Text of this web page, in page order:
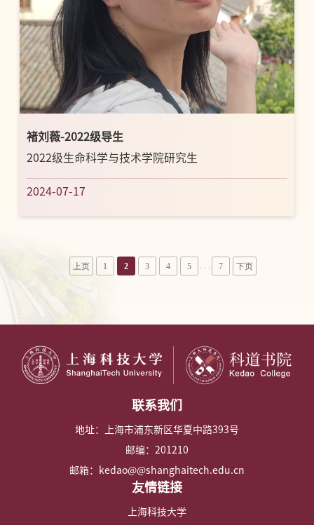
褚刘薇-2022级导生
2022级生命科学与技术学院研究生
2024-07-17
上页 1 2 3 4 5 . . . 7 下页
联系我们
地址：上海市浦东新区华夏中路393号
邮编：201210
邮箱：kedao@@shanghaitech.edu.cn
友情链接
上海科技大学